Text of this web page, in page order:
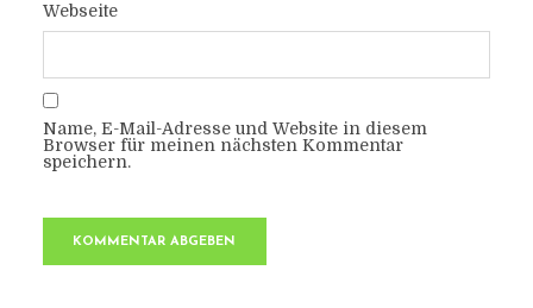
Webseite
Name, E-Mail-Adresse und Website in diesem
Browser für meinen nächsten Kommentar
speichern.